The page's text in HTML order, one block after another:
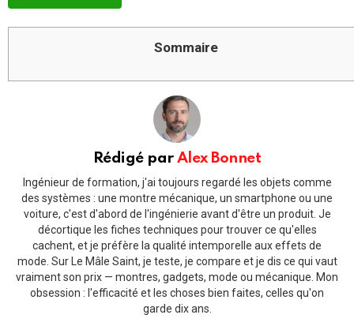
Sommaire
Rédigé par Alex Bonnet
Ingénieur de formation, j'ai toujours regardé les objets comme
des systèmes : une montre mécanique, un smartphone ou une
voiture, c'est d'abord de l'ingénierie avant d'être un produit. Je
décortique les fiches techniques pour trouver ce qu'elles
cachent, et je préfère la qualité intemporelle aux effets de
mode. Sur Le Mâle Saint, je teste, je compare et je dis ce qui vaut
vraiment son prix — montres, gadgets, mode ou mécanique. Mon
obsession : l'efficacité et les choses bien faites, celles qu'on
garde dix ans.